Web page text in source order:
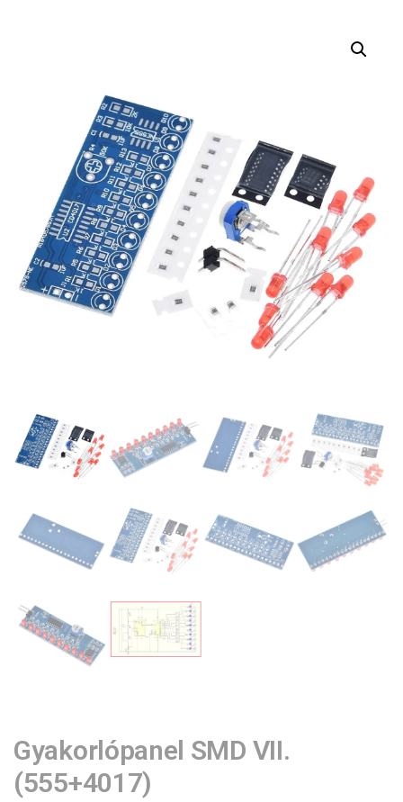
Gyakorlópanel SMD VII.
(555+4017)